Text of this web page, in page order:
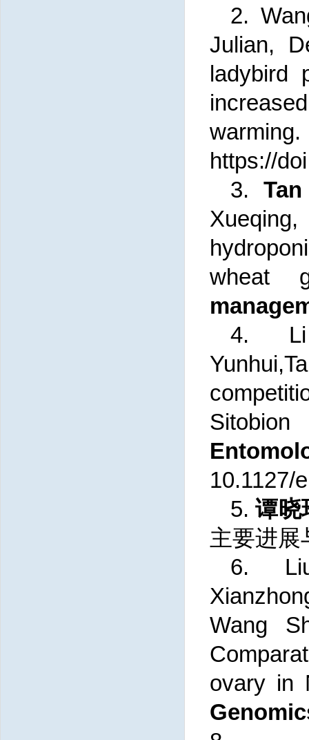
2.
Julian,
ladybird
https://
3.
wheat
4. Li
10.1127/
5.谭晓
主要进展
6. Liu
Wang
ovary in